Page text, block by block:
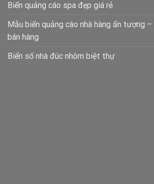
Biển quảng cáo spa đẹp giá rẻ
Mẫu biển quảng cáo nhà hàng ấn tượng
bán hàng
Biển số nhà đúc nhôm biệt thự